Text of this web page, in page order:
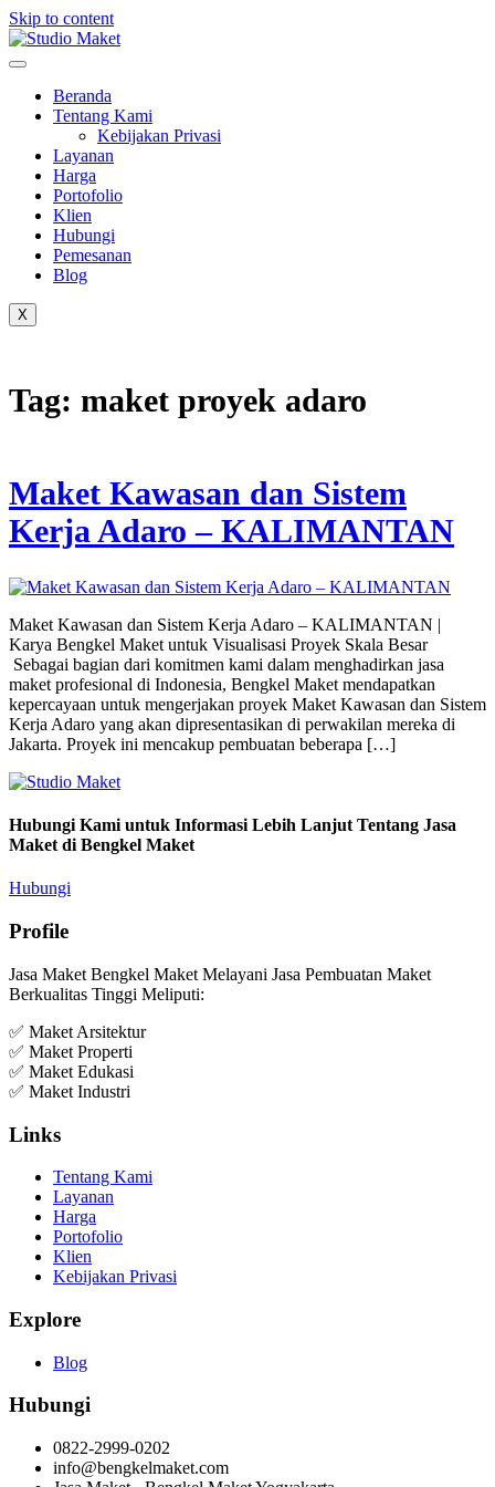
Skip to content
Beranda
Tentang Kami
Kebijakan Privasi
Layanan
Harga
Portofolio
Klien
Hubungi
Pemesanan
Blog
X
Tag: maket proyek adaro
Maket Kawasan dan Sistem
Kerja Adaro – KALIMANTAN
Maket Kawasan dan Sistem Kerja Adaro – KALIMANTAN |
Karya Bengkel Maket untuk Visualisasi Proyek Skala Besar
Sebagai bagian dari komitmen kami dalam menghadirkan jasa
maket profesional di Indonesia, Bengkel Maket mendapatkan
kepercayaan untuk mengerjakan proyek Maket Kawasan dan Sistem
Kerja Adaro yang akan dipresentasikan di perwakilan mereka di
Jakarta. Proyek ini mencakup pembuatan beberapa […]
Hubungi Kami untuk Informasi Lebih Lanjut Tentang Jasa
Maket di Bengkel Maket
Hubungi
Profile
Jasa Maket Bengkel Maket Melayani Jasa Pembuatan Maket
Berkualitas Tinggi Meliputi:
✅ Maket Arsitektur
✅ Maket Properti
✅ Maket Edukasi
✅ Maket Industri
Links
Tentang Kami
Layanan
Harga
Portofolio
Klien
Kebijakan Privasi
Explore
Blog
Hubungi
0822-2999-0202
info@bengkelmaket.com